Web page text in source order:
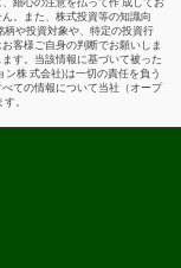
。また、株式投資等の知識向
や投資対象や、特定の投資行
客様ご自身の判断でお願いしま
す。当該情報に基づいて被った
株 式会社)は一切の責任を負う
ての情報について当社（オープ
。